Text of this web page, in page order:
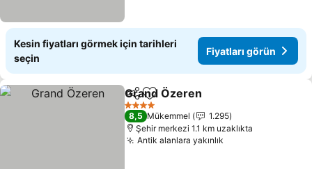
Kesin fiyatları görmek için tarihleri
seçin
Fiyatları görün
PaylaşFavorilerime ekle
Grand Özeren
4 Yıldız
8,5 Mükemmel
1.295
Şehir merkezi 1.1 km uzaklıkta
Antik alanlara yakınlık